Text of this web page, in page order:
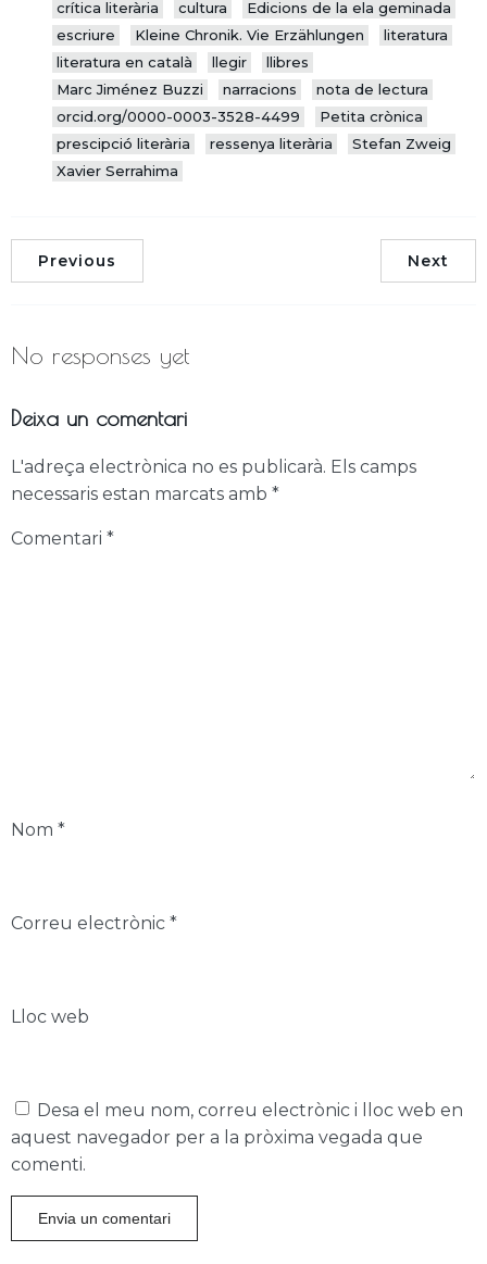
crítica literària
cultura
Edicions de la ela geminada
escriure
Kleine Chronik. Vie Erzählungen
literatura
literatura en català
llegir
llibres
Marc Jiménez Buzzi
narracions
nota de lectura
orcid.org/0000-0003-3528-4499
Petita crònica
prescipció literària
ressenya literària
Stefan Zweig
Xavier Serrahima
Previous Next
No responses yet
Deixa un comentari
L'adreça electrònica no es publicarà. Els camps
necessaris estan marcats amb *
Comentari *
Nom *
Correu electrònic *
Lloc web
Desa el meu nom, correu electrònic i lloc web en
aquest navegador per a la pròxima vegada que
comenti.